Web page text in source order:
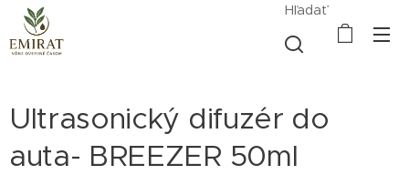
Hľadať
Ultrasonický difuzér do
auta- BREEZER 50ml